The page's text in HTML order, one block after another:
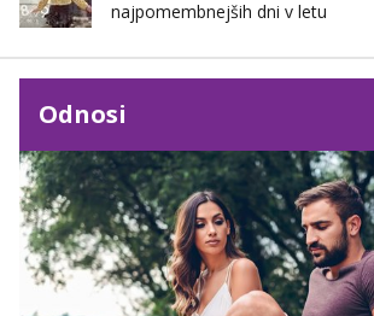
najpomembnejših dni v letu
Odnosi